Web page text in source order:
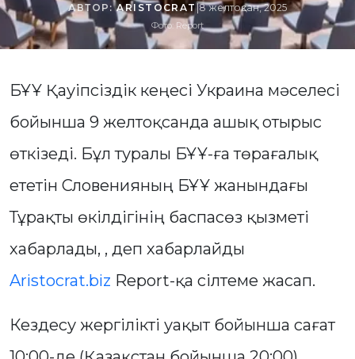
АВТОР:ARISTOCRAT|8 желтоқсан, 2025
Фото: Report
БҰҰ Қауіпсіздік кеңесі Украина мәселесі
бойынша 9 желтоқсанда ашық отырыс
өткізеді. Бұл туралы БҰҰ-ға төрағалық
ететін Словенияның БҰҰ жанындағы
Тұрақты өкілдігінің баспасөз қызметі
хабарлады, , деп хабарлайды
Aristocrat.biz Report-қа сілтеме жасап.
Кездесу жергілікті уақыт бойынша сағат